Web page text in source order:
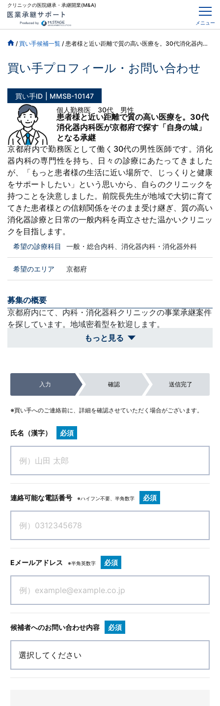
クリニックの医院継承・承継開業(M&A)
メニュー
/ 買い手候補一覧 / 患者様と近い距離で質の高い医療を。30代消化器内科医が京都府で探す「自身の城」となる承継
買い手プロフィール・お問い合わせ
買い手ID
MMSB-10147
個人勤務医 30代 男性
患者様と近い距離で質の高い医療を。30代
消化器内科医が京都府で探す「自身の城」
となる承継
京都府内で勤務医として働く30代の男性医師です。消化
器内科の専門性を持ち、日々の診療にあたってきました
が、「もっと患者様の生活に近い場所で、じっくりと健康
をサポートしたい」という思いから、自らのクリニックを
持つことを決意しました。前院長先生が地域で大切に育て
てきた患者様との信頼関係をそのまま受け継ぎ、質の高い
消化器診療と日常の一般内科を両立させた温かいクリニッ
クを目指します。
希望の診療科目 一般・総合内科、消化器内科・消化器外科
希望のエリア 京都府
募集の概要
京都府内にて、内科・消化器科クリニックの事業承継案件
を探しています。地域密着型を歓迎します。
もっと見る
迅速に事業評価を行い、スピーディーに協議へ進みます。
的・環境的に適さない物件。
入力 確認 送信完了
※買い手へのご連絡前に、詳細を確認させていただく場合がございます。
氏名（漢字） 必須
連絡可能な電話番号 ※ハイフン不要、半角数字 必須
Eメールアドレス ※半角英数字 必須
候補者へのお問い合わせ内容 必須